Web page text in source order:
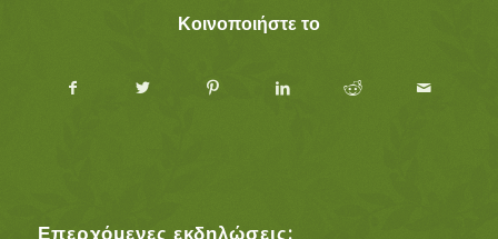
Κοινοποιήστε το
Επερχόμενες εκδηλώσεις: